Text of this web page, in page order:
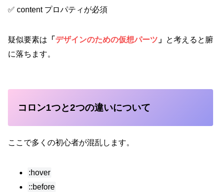
✅ content プロパティが必須
疑似要素は 「 デザインのための仮想パーツ 」 と考えると腑
に落ちます。
コロン1つと2つの違いについて
ここで多くの初心者が混乱します。
:hover
::before